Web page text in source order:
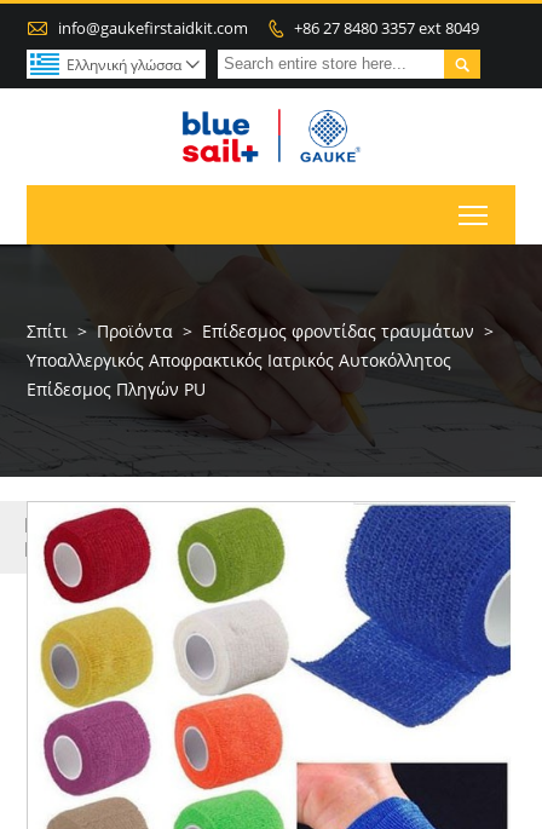
 info@gaukefirstaidkit.com  +86 27 8480 3357 ext 8049

Ελληνική γλώσσα 
Σπίτι > Προϊόντα > Επίδεσμος φροντίδας τραυμάτων >
Υποαλλεργικός Αποφρακτικός Ιατρικός Αυτοκόλλητος
Επίδεσμος Πληγών PU
ΠΕΡΙΣΣΌΤΕΡΑ
ΠΡΟΪΌΝΤΑ